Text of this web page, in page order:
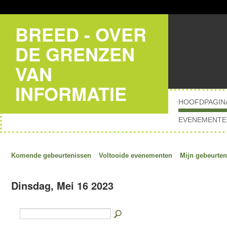
BREED - OVER
DE GRENZEN
VAN
INFORMATIE
Komende gebeurtenissen Voltooide evenementen Mijn
Dinsdag, Mei 16 2023